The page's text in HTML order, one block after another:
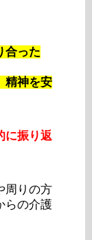
合った
精神を安
に振り返
周りの方
らの介護